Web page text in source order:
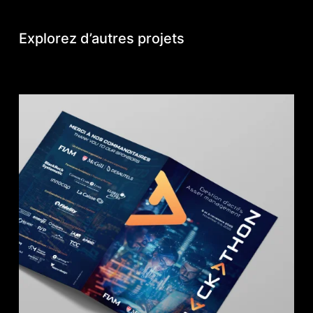
Explorez d’autres projets